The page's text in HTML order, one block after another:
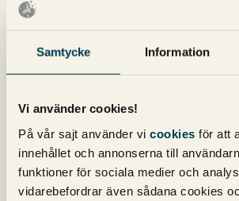
Samtycke Information
Vi använder cookies!
På vår sajt använder vi cookies för att
innehållet och annonserna till
funktioner för sociala medier och
vidarebefordrar även sådana cookies
kompletterande kompetenser och
branschen.